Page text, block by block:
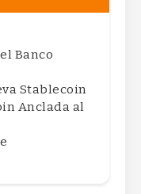
Banco
Stablecoin
Anclada al